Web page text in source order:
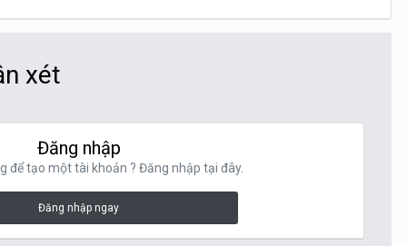
xét
Đăng nhập
để tạo một tài khoản ? Đăng nhập tại đây.
Đăng nhập ngay